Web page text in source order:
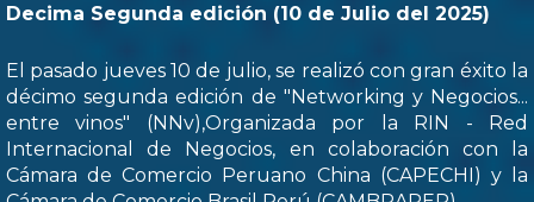
Decima Segunda edición (10 de Julio del 2025)
El pasado jueves 10 de julio, se realizó con gran éxito la
décimo segunda edición de "Networking y Negocios...
entre vinos" (NNv),Organizada por la RIN - Red
Internacional de Negocios, en colaboración con la
Cámara de Comercio Peruano China (CAPECHI) y la